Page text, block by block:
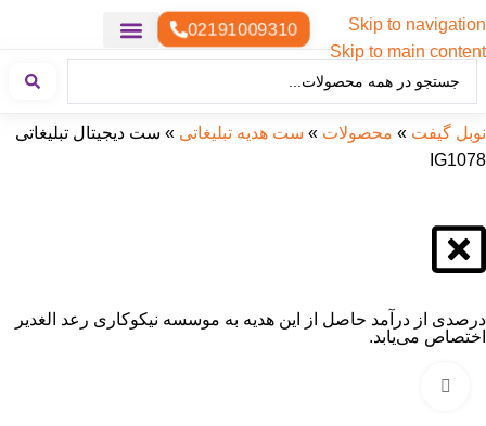
Skip to navigation
Skip to main content
02191009310
نوبل گیفت » محصولات » ست هدیه تبلیغاتی » ست دیجیتال تبلیغاتی
IG1078
درصدی از درآمد حاصل از این هدیه به موسسه نیکوکاری رعد الغدیر
اختصاص می‌یابد.